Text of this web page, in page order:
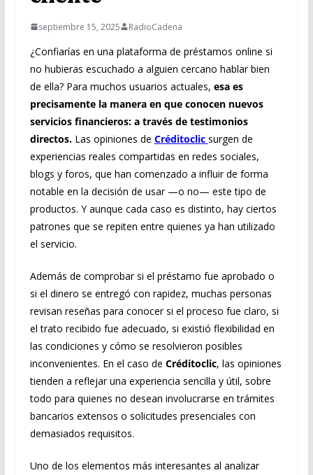
septiembre 15, 2025 RadioCadena
¿Confiarías en una plataforma de préstamos online si
no hubieras escuchado a alguien cercano hablar bien
de ella? Para muchos usuarios actuales, esa es
precisamente la manera en que conocen nuevos
servicios financieros: a través de testimonios
directos.Las opiniones de Créditoclic surgen de
experiencias reales compartidas en redes sociales,
blogs y foros, que han comenzado a influir de forma
notable en la decisión de usar —o no— este tipo de
productos. Y aunque cada caso es distinto, hay ciertos
patrones que se repiten entre quienes ya han utilizado
el servicio.
Además de comprobar si el préstamo fue aprobado o
si el dinero se entregó con rapidez, muchas personas
revisan reseñas para conocer si el proceso fue claro, si
el trato recibido fue adecuado, si existió flexibilidad en
las condiciones y cómo se resolvieron posibles
inconvenientes. En el caso de Créditoclic, las opiniones
tienden a reflejar una experiencia sencilla y útil, sobre
todo para quienes no desean involucrarse en trámites
bancarios extensos o solicitudes presenciales con
demasiados requisitos.
Uno de los elementos más interesantes al analizar